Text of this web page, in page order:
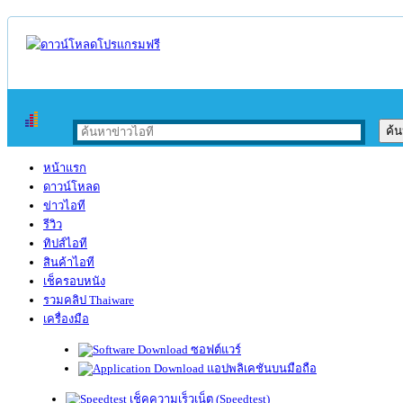
หน้าแรก
ดาวน์โหลด
ข่าวไอที
รีวิว
ทิปส์ไอที
สินค้าไอที
เช็ครอบหนัง
รวมคลิป Thaiware
เครื่องมือ
ซอฟต์แวร์
แอปพลิเคชันบนมือถือ
เช็คความเร็วเน็ต (Speedtest)